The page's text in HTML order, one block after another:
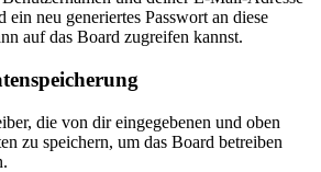
ein neu generiertes Passwort an diese
auf das Board zugreifen kannst.
die von dir eingegebenen und oben
zu speichern, um das Board betreiben